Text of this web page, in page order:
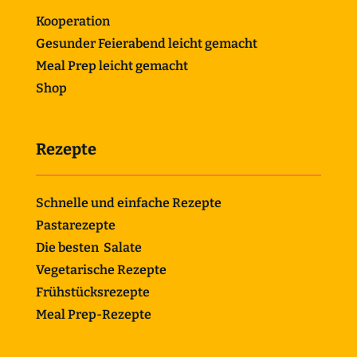
Kooperation
Gesunder Feierabend leicht gemacht
Meal Prep leicht gemacht
Shop
Rezepte
Schnelle und einfache Rezepte
Pastarezepte
Die besten Salate
Vegetarische Rezepte
Frühstücksrezepte
Meal Prep-Rezepte